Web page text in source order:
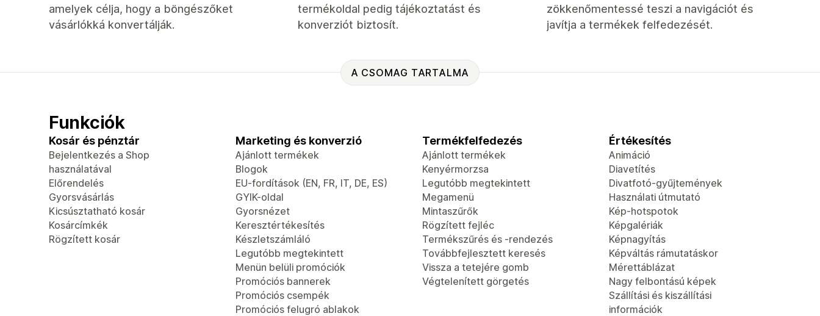
amelyek célja, hogy a böngészőket
vásárlókká konvertálják.
termékoldal pedig tájékoztatást és
konverziót biztosít.
zökkenőmentessé teszi a navigációt és
javítja a termékek felfedezését.
A CSOMAG TARTALMA
Funkciók
Kosár és pénztár
Bejelentkezés a Shop
használatával
Előrendelés
Gyorsvásárlás
Kicsúsztatható kosár
Kosárcímkék
Rögzített kosár
Marketing és konverzió
Ajánlott termékek
Blogok
EU-fordítások (EN, FR, IT, DE, ES)
GYIK-oldal
Gyorsnézet
Keresztértékesítés
Készletszámláló
Legutóbb megtekintett
Menün belüli promóciók
Promóciós bannerek
Promóciós csempék
Promóciós felugró ablakok
Termékfelfedezés
Ajánlott termékek
Kenyérmorzsa
Legutóbb megtekintett
Megamenü
Mintaszűrők
Rögzített fejléc
Termékszűrés és -rendezés
Továbbfejlesztett keresés
Vissza a tetejére gomb
Végtelenített görgetés
Értékesítés
Animáció
Diavetítés
Divatfotó-gyűjtemények
Használati útmutató
Kép-hotspotok
Képgalériák
Képnagyítás
Képváltás rámutatáskor
Mérettáblázat
Nagy felbontású képek
Szállítási és kiszállítási
információk